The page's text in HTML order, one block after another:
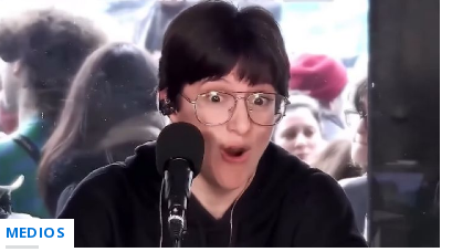
MEDIOS